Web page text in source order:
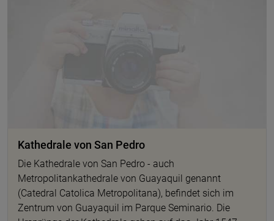
Kathedrale von San Pedro
Die Kathedrale von San Pedro - auch
Metropolitankathedrale von Guayaquil genannt
(Catedral Catolica Metropolitana), befindet sich im
Zentrum von Guayaquil im Parque Seminario. Die